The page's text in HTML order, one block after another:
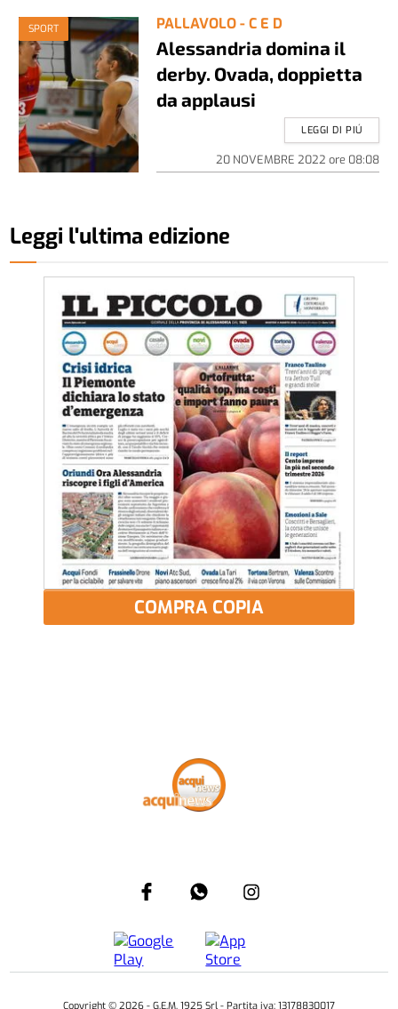
SPORT PALLAVOLO - C E D
Alessandria domina il
derby. Ovada, doppietta
da applausi
20 NOVEMBRE 2022 ore 08:08
LEGGI DI PIÚ
Leggi l'ultima edizione
COMPRA COPIA
Copyright © 2026 - G.E.M. 1925 Srl - Partita iva: 13178830017